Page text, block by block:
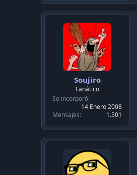
Soujiro
Fanático
Se incorporó
14 Enero 2008
Mensajes
1.501